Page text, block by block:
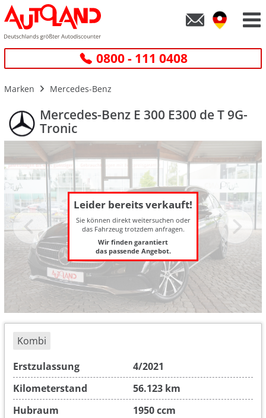
0800 - 111 0408
Marken Mercedes-Benz
Mercedes-Benz E 300 E300 de T 9G-
Tronic
Leider bereits verkauft!
Sie können direkt weitersuchen oder
das Fahrzeug trotzdem anfragen.
Wir finden garantiert
das passende Angebot.
Kombi
Erstzulassung
4/2021
Kilometerstand
56.123 km
Hubraum
1950 ccm